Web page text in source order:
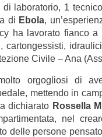
di laboratorio, 1
di Ebola,
ha lavorato fianco
cartongessisti,
Civile – Ana
orgogliosi di
mettendo in
dichiarato Rossella
nel
delle persone